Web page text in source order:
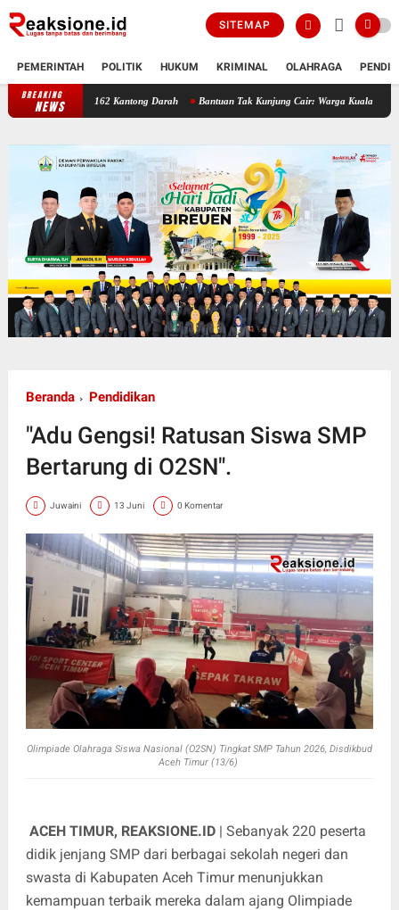
SITEMAP
PEMERINTAH POLITIK HUKUM KRIMINAL OLAHRAGA
BREAKING
NEWS HUT ke-53 Bank Aceh Syariah Bireuen Berhasil Kumpulkan 162 Kantong
Beranda Pendidikan
"Adu Gengsi! Ratusan Siswa SMP
Bertarung di O2SN".
Juwaini 13 Juni 0 Komentar
Olimpiade Olahraga Siswa Nasional (O2SN) Tingkat SMP Tahun 2026, Disdikbud
Aceh Timur (13/6)
ACEH TIMUR, REAKSIONE.ID| Sebanyak 220 peserta
didik jenjang SMP dari berbagai sekolah negeri dan
swasta di Kabupaten Aceh Timur menunjukkan
kemampuan terbaik mereka dalam ajang Olimpiade